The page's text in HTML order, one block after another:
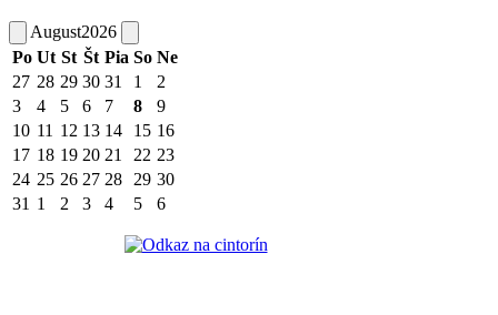
August2026
Po Ut St Št Pia So Ne
27 28 29 30 31 1
2
3
4 5 6 7 8
9
10 11 12 13 14 15 16
17 18 19 20 21 22 23
24 25 26 27 28 29 30
31 1 2 3 4 5 6